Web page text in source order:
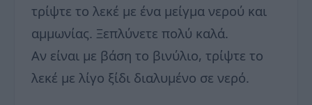
τρίψτε το λεκέ με ένα μείγμα νερού και
αμμωνίας. Ξεπλύνετε πολύ καλά.
Αν είναι με βάση το βινύλιο, τρίψτε το
λεκέ με λίγο ξίδι διαλυμένο σε νερό.